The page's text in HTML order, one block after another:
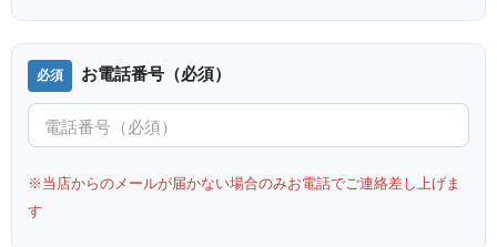
お電話番号（必須）
※当店からのメールが届かない場合のみお電話でご連絡差し上げま
す